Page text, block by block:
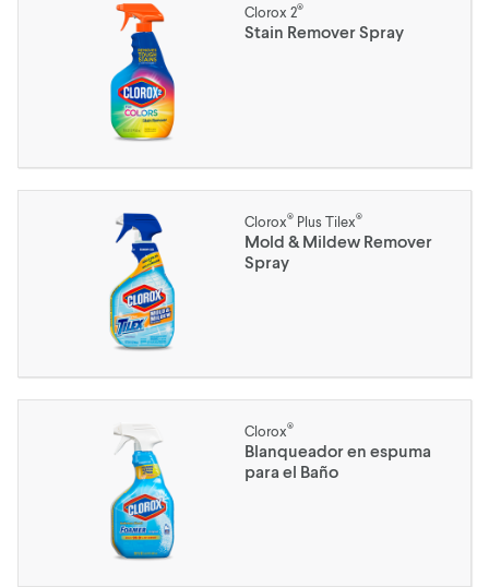
Clorox 2®
Stain Remover Spray
Clorox® Plus Tilex®
Mold & Mildew Remover
Spray
Clorox®
Blanqueador en espuma
para el Baño